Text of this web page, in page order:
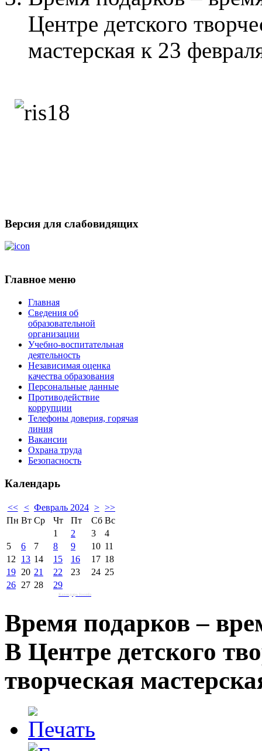
Центре детского
мастерская к 23
Версия для слабовидящих
Главное меню
Главная
Сведения об
образовательной
организации
Учебно-воспитательная
деятельность
Независимая оценка
качества образования
Персональные данные
Противодействие
коррупции
Телефоны доверия, горячая
линия
Вакансии
Охрана труда
Безопасность
Календарь
<< < Февраль 2024 > >>
Пн Вт Ср Чт Пт Сб Вс
1
2 3
4
5
6 7 8 9 10 11
12
13 14 15 16 17 18
19 20 21 22 23 24 25
26 27 28 29
Календарь Joomla
Время подарков –
В Центре детского
творческая